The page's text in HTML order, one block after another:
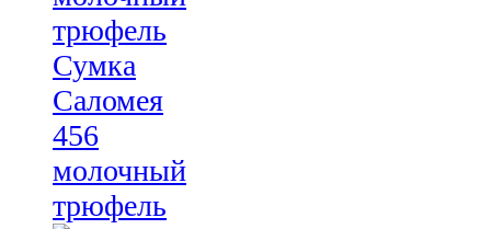
Сумка
Саломея
456
молочный
трюфель